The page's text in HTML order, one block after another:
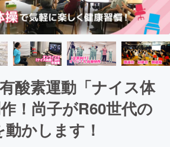
酸素運動「ナイス体
！尚子がR60世代の
かします！